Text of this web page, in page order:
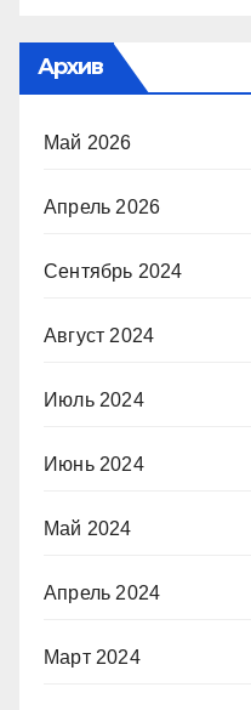
Архив
Май 2026
Апрель 2026
Сентябрь 2024
Август 2024
Июль 2024
Июнь 2024
Май 2024
Апрель 2024
Март 2024